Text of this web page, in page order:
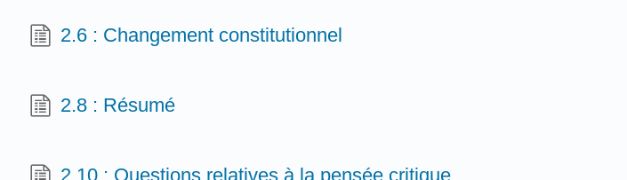
2.6 : Changement constitutionnel
2.8 : Résumé
2.10 : Questions relatives à la pensée critique